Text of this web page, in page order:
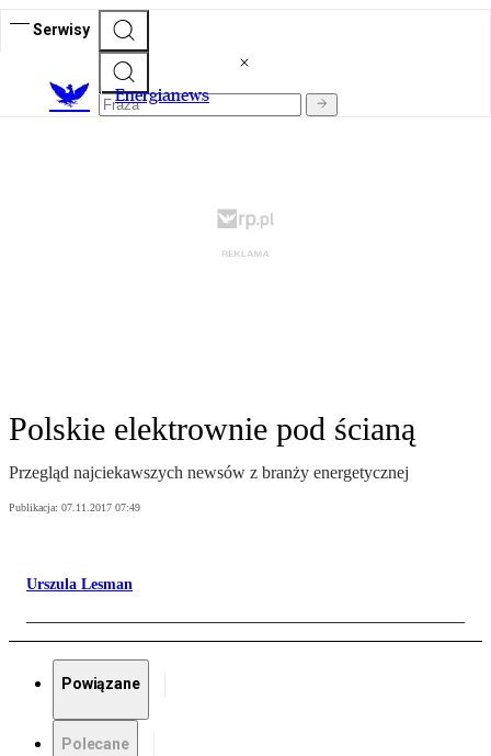
Serwisy
Energianews
Polskie elektrownie pod ścianą
Przegląd najciekawszych newsów z branży energetycznej
Publikacja: 07.11.2017 07:49
Urszula Lesman
Powiązane
Polecane